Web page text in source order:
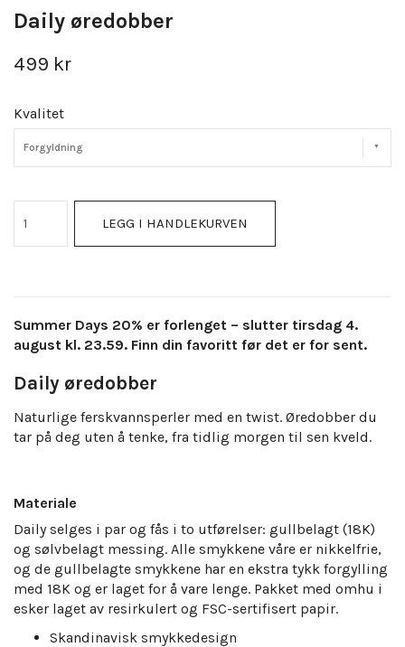
Daily øredobber
499 kr
Kvalitet
Forgyldning
LEGG I HANDLEKURVEN
Summer Days 20% er forlenget – slutter tirsdag 4.
august kl. 23.59. Finn din favoritt før det er for sent.
Daily øredobber
Naturlige ferskvannsperler med en twist. Øredobber du
tar på deg uten å tenke, fra tidlig morgen til sen kveld.
Materiale
Daily selges i par og fås i to utførelser: gullbelagt (18K)
og sølvbelagt messing. Alle smykkene våre er nikkelfrie,
og de gullbelagte smykkene har en ekstra tykk forgylling
med 18K og er laget for å vare lenge. Pakket med omhu i
esker laget av resirkulert og FSC-sertifisert papir.
Skandinavisk smykkedesign